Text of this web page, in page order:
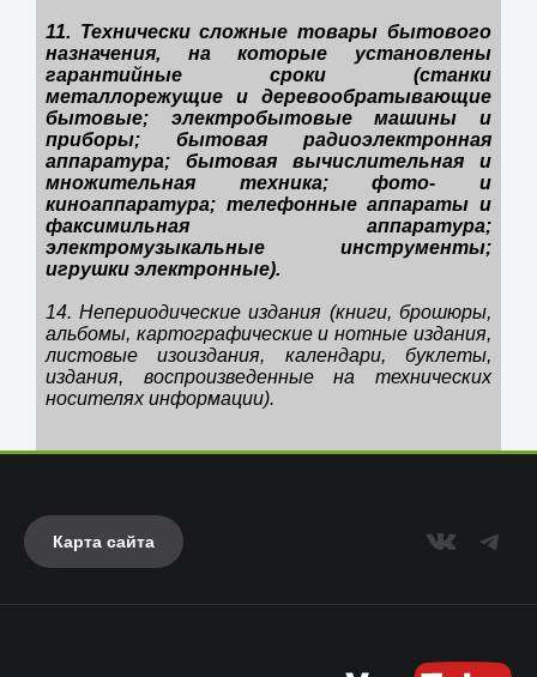
11. Технически сложные товары бытового
назначения, на которые установлены
гарантийные сроки (станки
металлорежущие и деревообратывающие
бытовые; электробытовые машины и
приборы; бытовая радиоэлектронная
аппаратура; бытовая вычислительная и
множительная техника; фото- и
киноаппаратура; телефонные аппараты и
факсимильная аппаратура;
электромузыкальные инструменты;
игрушки электронные).
14. Непериодические издания (книги, брошюры,
альбомы, картографические и нотные издания,
листовые изоиздания, календари, буклеты,
издания, воспроизведенные на технических
носителях информации).
Карта сайта